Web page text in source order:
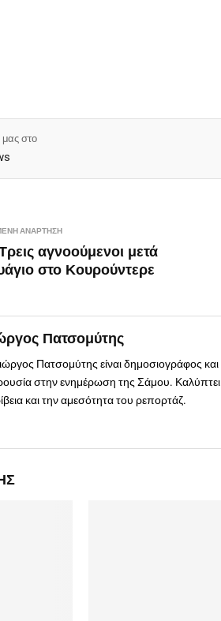
στο
ΑΝΆΡΤΗΣΗ
αγνοούμενοι μετά
στο Κουρούντερε
Πατσομύτης
Πατσομύτης είναι δημοσιογράφος
στην ενημέρωση της Σάμου. Καλύπτει
και την αμεσότητα του ρεπορτάζ.